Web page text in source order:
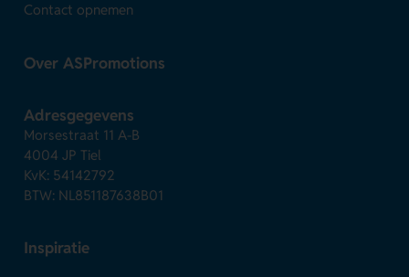
Contact opnemen
Over ASPromotions
Adresgegevens
Morsestraat 11 A-B
4004 JP Tiel
KvK: 54142792
BTW: NL851187638B01
Inspiratie